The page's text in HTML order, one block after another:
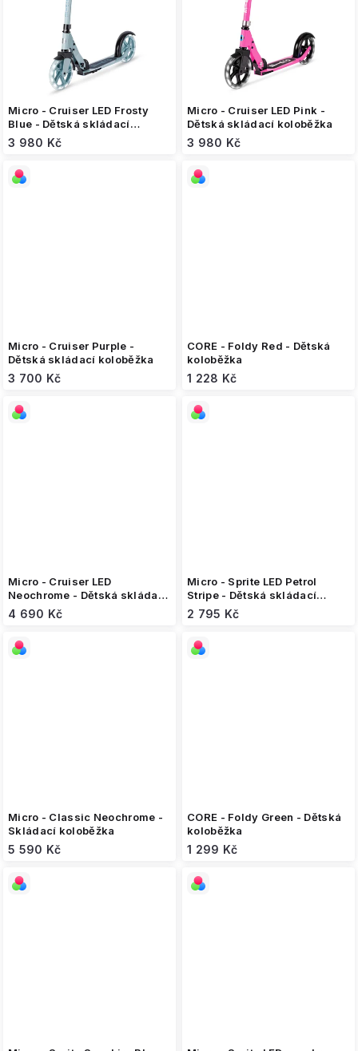
Micro - Cruiser LED Frosty
Blue - Dětská skládací
koloběžka
3 980 Kč
Micro - Cruiser LED Pink -
Dětská skládací koloběžka
3 980 Kč
Micro - Cruiser Purple -
Dětská skládací koloběžka
3 700 Kč
CORE - Foldy Red - Dětská
koloběžka
1 228 Kč
Micro - Cruiser LED
Neochrome - Dětská skládací
koloběžka
4 690 Kč
Micro - Sprite LED Petrol
Stripe - Dětská skládací
koloběžka
2 795 Kč
Micro - Classic Neochrome -
Skládací koloběžka
5 590 Kč
CORE - Foldy Green - Dětská
koloběžka
1 299 Kč